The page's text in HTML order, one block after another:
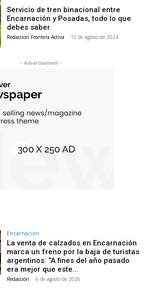
Servicio de tren binacional entre
Encarnación y Posadas, todo lo que
debes saber
Redaccion Frontera Activa - 15 de agosto de 2024
- Advertisement -
Encarnación
La venta de calzados en Encarnación
marca un freno por la baja de turistas
argentinos: “A fines del año pasado
era mejor que este...
Redacción - 6 de agosto de 2026